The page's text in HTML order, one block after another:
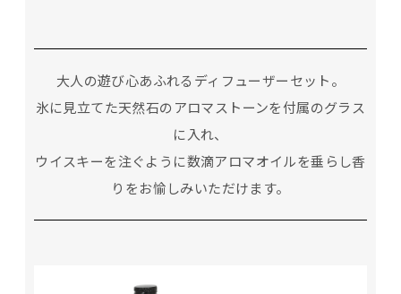
大人の遊び心あふれるディフューザーセット。
氷に見立てた天然石のアロマストーンを付属のグラス
に入れ、
ウイスキーを注ぐように数滴アロマオイルを垂らし香
りをお愉しみいただけます。